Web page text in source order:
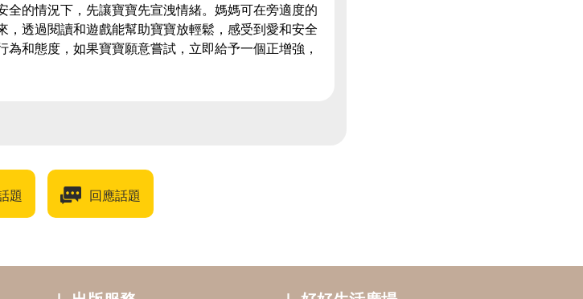
的情況下，先讓寶寶先宣洩情緒。媽媽可在旁適度的
透過閱讀和遊戲能幫助寶寶放輕鬆，感受到愛和安全
和態度，如果寶寶願意嘗試，立即給予一個正增強，
題 回應話題